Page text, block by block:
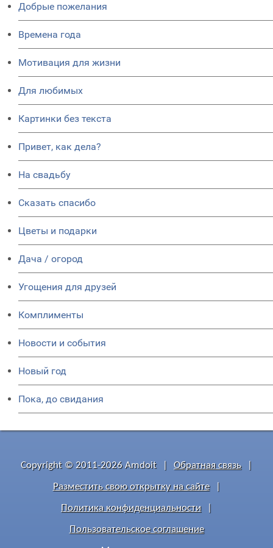
Добрые пожелания
Времена года
Мотивация для жизни
Для любимых
Картинки без текста
Привет, как дела?
На свадьбу
Сказать спасибо
Цветы и подарки
Дача / огород
Угощения для друзей
Комплименты
Новости и события
Новый год
Пока, до свидания
Copyright © 2011-2026 Amdoit Обратная связь
Разместить свою открытку на сайте
Политика конфиденциальности
Пользовательское соглашение